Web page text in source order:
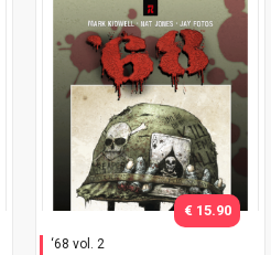
‘68 vol. 2
€ 15.90